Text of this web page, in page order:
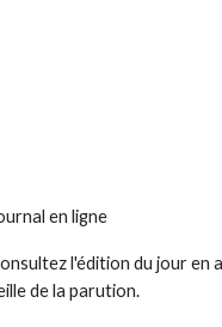
en ligne
l'édition du jour en
de la parution.